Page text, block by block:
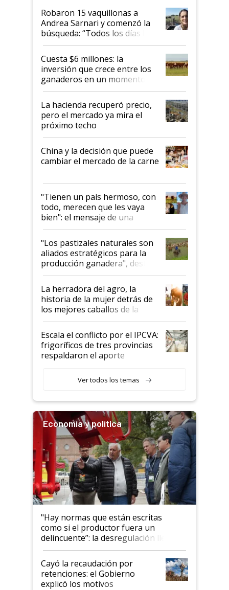
Robaron 15 vaquillonas a
Andrea Sarnari y comenzó la
búsqueda: “Todos los días le
toca a algún productor”
Cuesta $6 millones: la
inversión que crece entre los
ganaderos en un momento
histórico para la actividad
La hacienda recuperó precio,
pero el mercado ya mira el
próximo techo
China y la decisión que puede
cambiar el mercado de la carne
"Tienen un país hermoso, con
todo, merecen que les vaya
bien": el mensaje de una
ganadera uruguaya sobre las
oportunidades que se abren
para el agro en Argentina, con
foco en la carne
"Los pastizales naturales son
aliados estratégicos para la
producción ganadera", destaca
la iniciativa que ya reúne a 46
establecimientos en Argentina
La herradora del agro, la
historia de la mujer detrás de
los mejores caballos de la
Argentina y los mitos que
todavía hacen sufrir a estos
animales: "Mientras me
descalificaban, yo seguí
haciendo currículum"
Escala el conflicto por el IPCVA:
frigoríficos de tres provincias
respaldaron el aporte
Ver todos los temas
Economía y política
"Hay normas que están escritas
como si el productor fuera un
delincuente”: la desregulación llegó
al Congreso Aapresid y hasta se
habló del financiamiento al IPCVA
Cayó la recaudación por
retenciones: el Gobierno
explicó los motivos